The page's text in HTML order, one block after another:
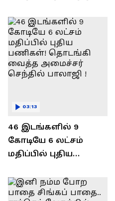
46 இடங்களில் 9
கோடியே 6 லட்சம்
மதிப்பில் புதிய
வைத்த அமைச்சர்
செந்தில் பாலாஜி !
03:13